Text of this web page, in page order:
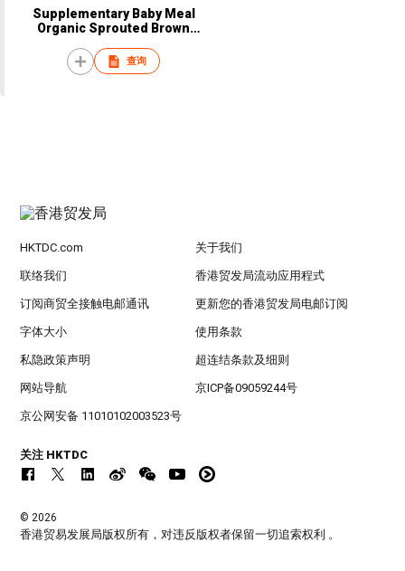
Supplementary Baby Meal
Organic Sprouted Brown
查询
HKTDC.com 关于我们
联络我们 香港贸发局流动应用程式
订阅商贸全接触电邮通讯 更新您的香港贸发局电邮订阅
字体大小 使用条款
私隐政策声明 超连结条款及细则
网站导航 京ICP备09059244号
京公网安备 11010102003523号
关注 HKTDC
© 2026
香港贸易发展局版权所有，对违反版权者保留一切追索权利 。